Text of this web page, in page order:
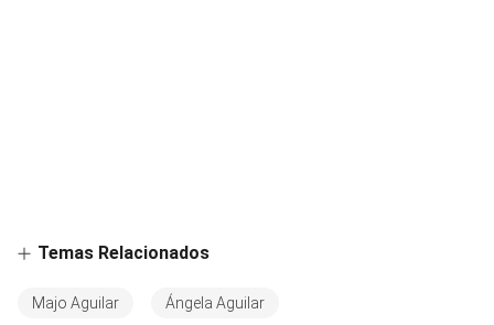
Temas Relacionados
Majo Aguilar Ángela Aguilar